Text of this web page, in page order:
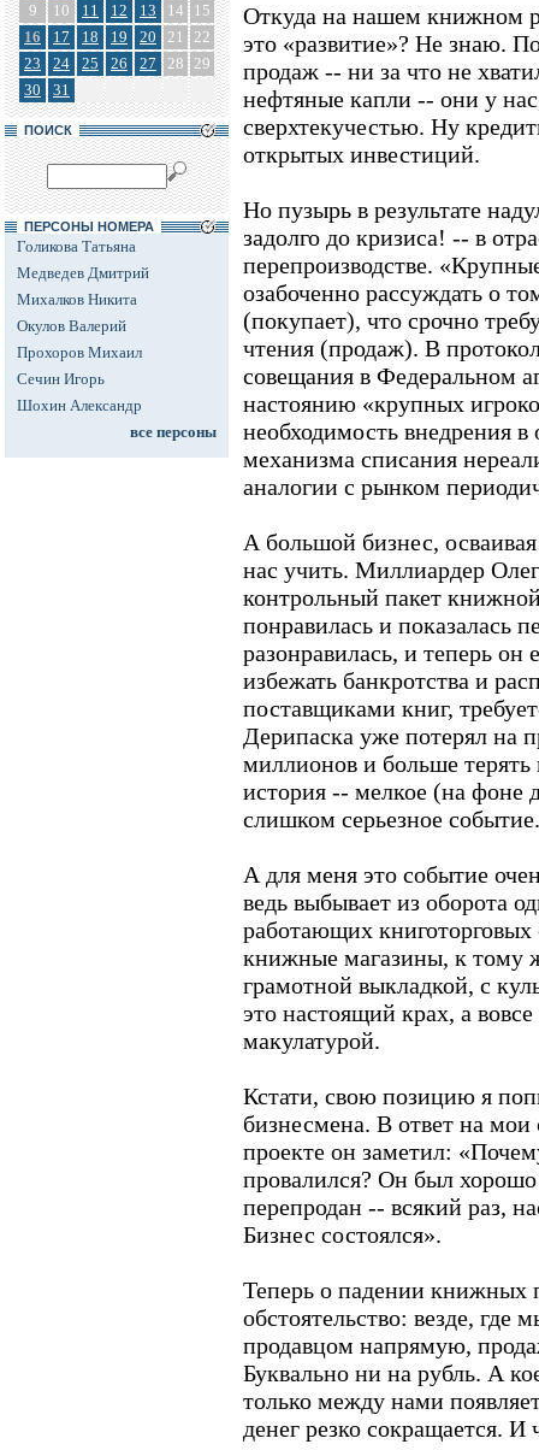
9
10 11 12 13 14
15
16
17 18 19 20 21
22
23
24 25 26 27 28 29
30
31
ПОИСК
ПЕРСОНЫ НОМЕРА
Голикова Татьяна
Медведев Дмитрий
Михалков Никита
Окулов Валерий
Прохоров Михаил
Сечин Игорь
Шохин Александр
все персоны
Откуда на нашем книжном
это «развитие»? Не знаю.
продаж -- ни за что не
нефтяные капли -- они у
сверхтекучестью. Ну
открытых инвестиций.
Но пузырь в результате
задолго до кризиса! -- в
перепроизводстве.
озабоченно рассуждать о
(покупает), что срочно
чтения (продаж). В
совещания в Федеральном
настоянию «крупных
необходимость внедрения в
механизма списания
аналогии с рынком
А большой бизнес,
нас учить. Миллиардер
контрольный пакет
понравилась и показалась
разонравилась, и теперь он
избежать банкротства и
поставщиками книг,
Дерипаска уже потерял на
миллионов и больше терять
история -- мелкое (на фоне
слишком серьезное событие.
А для меня это событие
ведь выбывает из оборота
работающих
книжные магазины, к тому
грамотной выкладкой, с
это настоящий крах, а
макулатурой.
Кстати, свою позицию я
бизнесмена. В ответ на
проекте он заметил:
провалился? Он был
перепродан -- всякий раз,
Бизнес состоялся».
Теперь о падении книжных
обстоятельство: везде, где
продавцом напрямую,
Буквально ни на рубль. А
только между нами
денег резко сокращается.